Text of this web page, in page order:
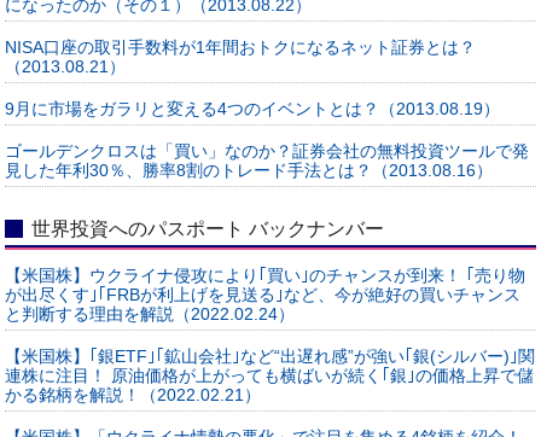
になったのか（その１）（2013.08.22）
NISA口座の取引手数料が1年間おトクになるネット証券とは？
（2013.08.21）
9月に市場をガラリと変える4つのイベントとは？（2013.08.19）
ゴールデンクロスは「買い」なのか？証券会社の無料投資ツールで発
見した年利30％、勝率8割のトレード手法とは？（2013.08.16）
世界投資へのパスポート バックナンバー
【米国株】ウクライナ侵攻により｢買い｣のチャンスが到来！ ｢売り物
が出尽くす｣｢FRBが利上げを見送る｣など、今が絶好の買いチャンス
と判断する理由を解説（2022.02.24）
【米国株】｢銀ETF｣｢鉱山会社｣など“出遅れ感”が強い｢銀(シルバー)｣関
連株に注目！ 原油価格が上がっても横ばいが続く｢銀｣の価格上昇で儲
かる銘柄を解説！（2022.02.21）